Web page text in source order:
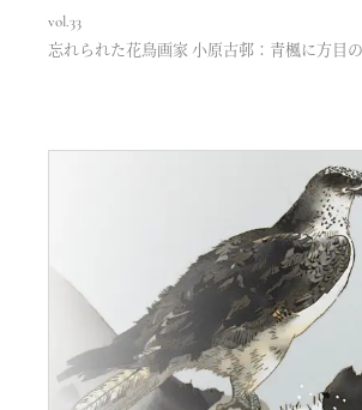
vol.33
忘れられた花鳥画家 小原古邨：青楓に方目